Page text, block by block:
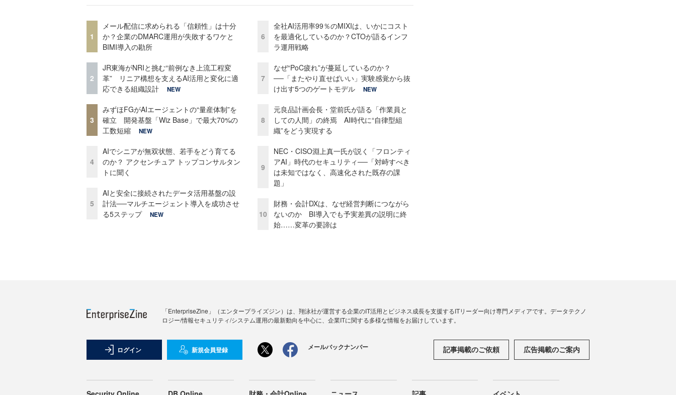
1
メール配信に求められる「信頼性」は十分
か？企業のDMARC運用が失敗するワケと
BIMI導入の勘所
2
JR東海がNRIと挑む“前例なき上流工程変
革” リニア構想を支えるAI活用と変化に適
応できる組織設計
NEW
3
みずほFGがAIエージェントの“量産体制”を
確立 開発基盤「Wiz Base」で最大70%の
工数短縮
NEW
4
AIでシニアが無双状態、若手をどう育てる
のか？ アクセンチュア トップコンサルタン
トに聞く
5
AIと安全に接続されたデータ活用基盤の設
計法──マルチエージェント導入を成功させ
る5ステップ
NEW
6
全社AI活用率99％のMIXIは、いかにコスト
を最適化しているのか？CTOが語るインフ
ラ運用戦略
7
なぜ“PoC疲れ”が蔓延しているのか？
──「またやり直せばいい」実験感覚から抜
け出す5つのゲートモデル
NEW
8
元良品計画会長・堂前氏が語る「作業員と
しての人間」の終焉 AI時代に“自律型組
織”をどう実現する
9
NEC・CISO淵上真一氏が説く「フロンティ
アAI」時代のセキュリティ──「対峙すべき
は未知ではなく、高速化された既存の課
題」
10
財務・会計DXは、なぜ経営判断につながら
ないのか BI導入でも予実差異の説明に終
始……変革の要諦は
「EnterpriseZine」（エンタープライズジン）は、翔泳社が運営する企業のIT活用とビジネス成長を支援するITリーダー向け専門メディアです。データテクノ
ロジー/情報セキュリティ/システム運用の最新動向を中心に、企業ITに関する多様な情報をお届けしています。
ログイン 新規会員登録 メールバックナンバー 記事掲載のご依頼 広告掲載のご案内